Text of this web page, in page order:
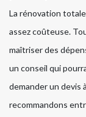
La rénovation
assez coûteuse.
maîtriser des
un conseil qui
demander un devis
recommandons